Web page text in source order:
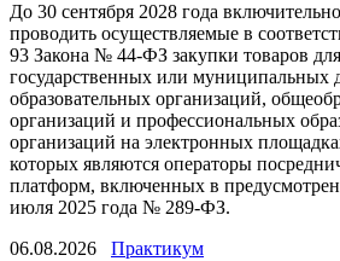
До 30 сентября 2028 года
проводить осуществляемые в
93 Закона № 44-ФЗ закупки товаров
государственных или муниципальных
образовательных организаций,
организаций и профессиональных
организаций на электронных
которых являются операторы
платформ, включенных в
июля 2025 года № 289-ФЗ.
06.08.2026
Практикум